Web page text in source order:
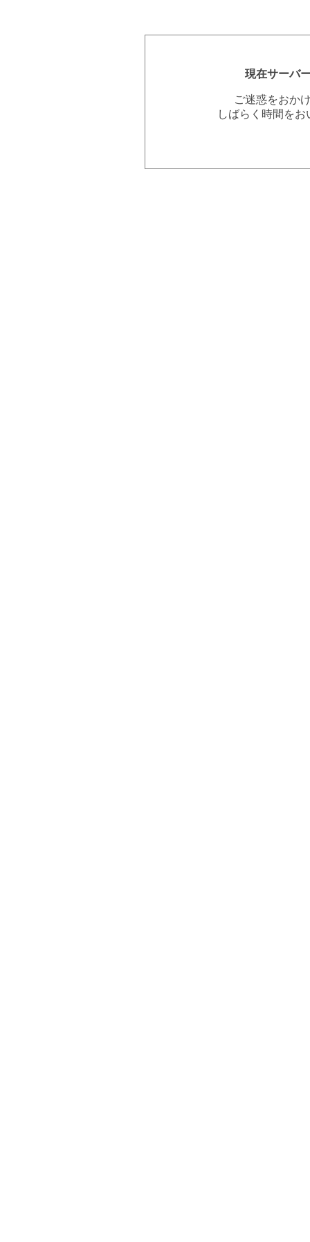
現在サーバ
ご迷惑をおか
しばらく時間を